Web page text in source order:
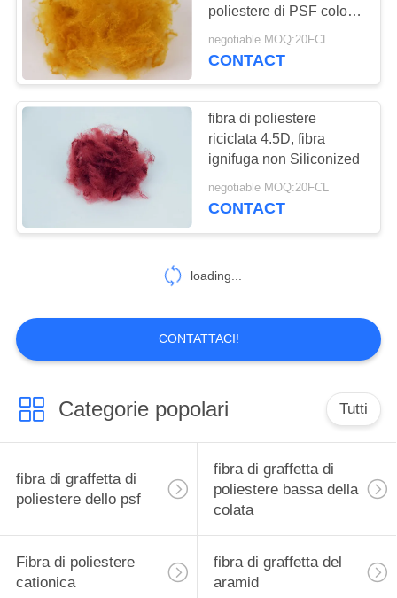
poliestere di PSF colora
la finezza 1.2D-15D
negotiable MOQ:20FCL
CONTACT
fibra di poliestere
riciclata 4.5D, fibra
ignifuga non Siliconized
negotiable MOQ:20FCL
CONTACT
loading...
CONTATTACI!
Categorie popolari Tutti
fibra di graffetta di
poliestere dello psf
fibra di graffetta di
poliestere bassa della
colata
Fibra di poliestere
cationica
fibra di graffetta del
aramid